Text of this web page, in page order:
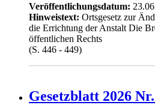
Veröffentlichungsdatum:
Hinweistext: Ortsgesetz zur
die Errichtung der Anstalt Die
öffentlichen Rechts
(S. 446 - 449)
Gesetzblatt 2026